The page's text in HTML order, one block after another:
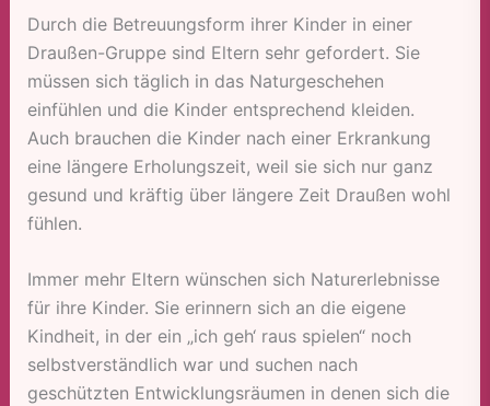
Durch die Betreuungsform ihrer Kinder in einer
Draußen-Gruppe sind Eltern sehr gefordert. Sie
müssen sich täglich in das Naturgeschehen
einfühlen und die Kinder entsprechend kleiden.
Auch brauchen die Kinder nach einer Erkrankung
eine längere Erholungszeit, weil sie sich nur ganz
gesund und kräftig über längere Zeit Draußen wohl
fühlen.
Immer mehr Eltern wünschen sich Naturerlebnisse
für ihre Kinder. Sie erinnern sich an die eigene
Kindheit, in der ein „ich geh‘ raus spielen“ noch
selbstverständlich war und suchen nach
geschützten Entwicklungsräumen in denen sich die